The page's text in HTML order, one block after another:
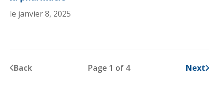
le janvier 8, 2025
Back Page 1 of 4 Next